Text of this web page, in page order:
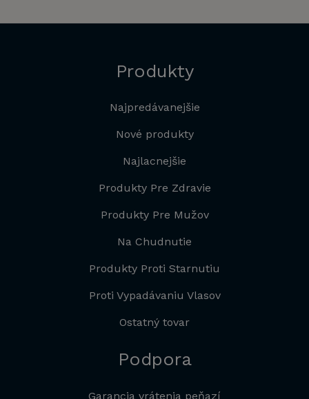
Produkty
Najpredávanejšie
Nové produkty
Najlacnejšie
Produkty Pre Zdravie
Produkty Pre Mužov
Na Chudnutie
Produkty Proti Starnutiu
Proti Vypadávaniu Vlasov
Ostatný tovar
Podpora
Garancia vrátenia peňazí